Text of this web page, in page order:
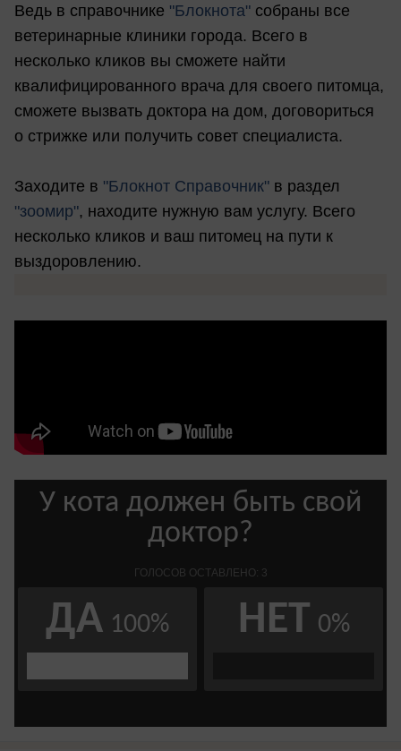
Ведь в справочнике "Блокнота" собраны все
ветеринарные клиники города. Всего в
несколько кликов вы сможете найти
квалифицированного врача для своего питомца,
сможете вызвать доктора на дом, договориться
о стрижке или получить совет специалиста.
Заходите в "Блокнот Справочник" в раздел
"зоомир", находите нужную вам услугу. Всего
несколько кликов и ваш питомец на пути к
выздоровлению.